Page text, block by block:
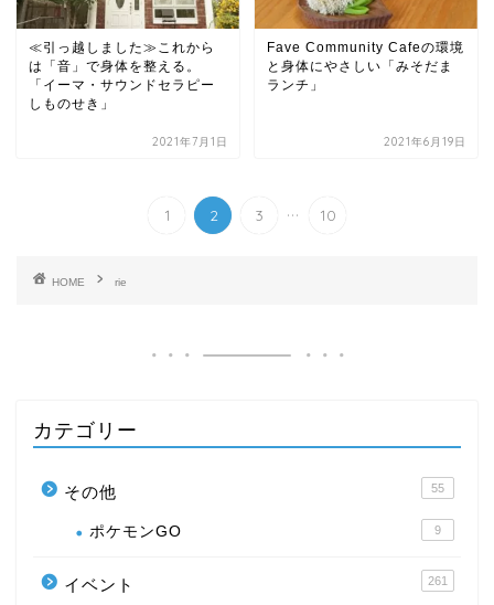
≪引っ越しました≫これから
は「音」で身体を整える。
「イーマ・サウンドセラピー
しものせき」
2021年7月1日
Fave Community Cafeの環境
と身体にやさしい「みそだま
ランチ」
2021年6月19日
1 2 3 ... 10
HOME rie
カテゴリー
その他 55
ポケモンGO 9
イベント 261